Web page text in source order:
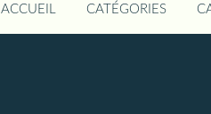
ACCUEIL CATÉGORIES